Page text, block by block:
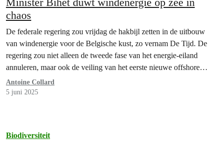
chaos
De federale regering zou vrijdag de hakbijl zetten in de uitbouw
van windenergie voor de Belgische kust, zo vernam De Tijd. De
regering zou niet alleen de tweede fase van het energie-eiland
annuleren, maar ook de veiling van het eerste nieuwe offshore
windpark op de lange baan schuiven. Bond Beter Leefmilieu,
Greenpeace en Canopea reageren onthutst:…
Antoine Collard
5 juni 2025
Biodiversiteit